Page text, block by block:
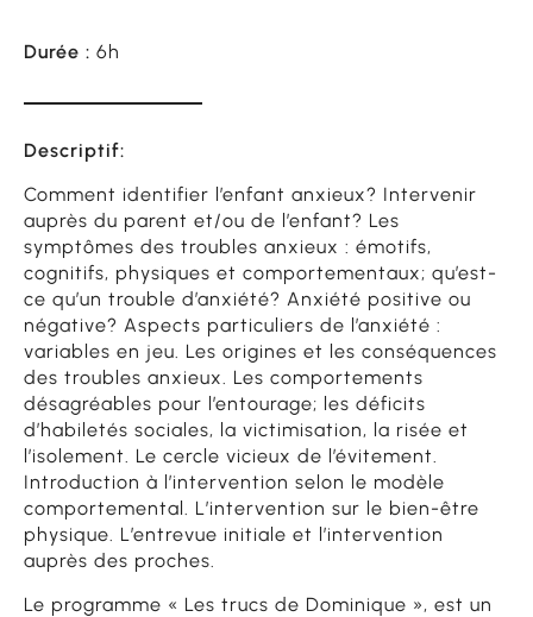
Durée : 6h
Descriptif:
Comment identifier l’enfant anxieux? Intervenir
auprès du parent et/ou de l’enfant? Les
symptômes des troubles anxieux : émotifs,
cognitifs, physiques et comportementaux; qu’est-
ce qu’un trouble d’anxiété? Anxiété positive ou
négative? Aspects particuliers de l’anxiété :
variables en jeu. Les origines et les conséquences
des troubles anxieux. Les comportements
désagréables pour l’entourage; les déficits
d’habiletés sociales, la victimisation, la risée et
l’isolement. Le cercle vicieux de l’évitement.
Introduction à l’intervention selon le modèle
comportemental. L’intervention sur le bien-être
physique. L’entrevue initiale et l’intervention
auprès des proches.
Le programme « Les trucs de Dominique », est un